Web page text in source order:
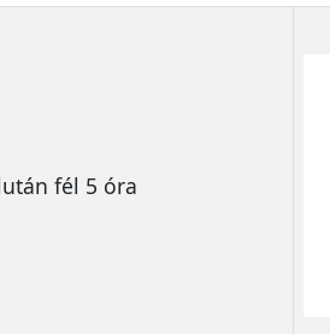
fél 5 óra